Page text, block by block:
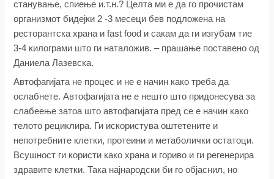
станување, спиење и.т.н.? Целта ми е да го прочистам
организмот бидејки 2 -3 месеци бев подложена на
ресторантска храна и fast food и сакам да ги изгубам тие
3-4 килограми што ги наталожив. – прашање поставено од
Даниела Лазевска.
Автофагијата не процес и не е начин како треба да
ослабнете. Автофагијата не е нешто што придонесува за
слабеење затоа што автофагијата пред се е начин како
телото рециклира. Ги искористува оштетените и
непотребните клетки, протеини и метаболички остатоци.
Всушност ги користи како храна и гориво и ги регенерира
здравите клетки. Така најнародски би го објаснил, но